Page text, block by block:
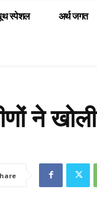
स्पेशल अर्थ जगत
ने खोली